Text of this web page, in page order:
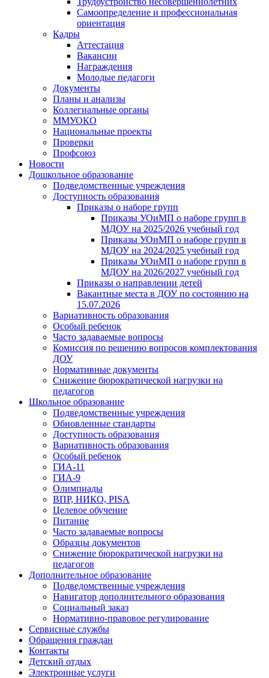
Самоопределение и профессиональная
ориентация
Кадры
Аттестация
Вакансии
Награждения
Молодые педагоги
Документы
Планы и анализы
Коллегиальные органы
ММУОКО
Национальные проекты
Проверки
Профсоюз
Новости
Дошкольное образование
Подведомственные учреждения
Доступность образования
Приказы о наборе групп
Приказы УОиМП о наборе групп в
МДОУ на 2025/2026 учебный год
Приказы УОиМП о наборе групп в
МДОУ на 2024/2025 учебный год
Приказы УОиМП о наборе групп в
МДОУ на 2026/2027 учебный год
Приказы о направлении детей
Вакантные места в ДОУ по состоянию на
15.07.2026
Вариативность образования
Особый ребенок
Часто задаваемые вопросы
Комиссия по решению вопросов комплектования
ДОУ
Нормативные документы
Снижение бюрократической нагрузки на
педагогов
Школьное образование
Подведомственные учреждения
Обновленные стандарты
Доступность образования
Вариативность образования
Особый ребенок
ГИА-11
ГИА-9
Олимпиады
ВПР, НИКО, PISA
Целевое обучение
Питание
Часто задаваемые вопросы
Образцы документов
Снижение бюрократической нагрузки на
педагогов
Дополнительное образование
Подведомственные учреждения
Навигатор дополнительного образования
Социальный заказ
Нормативно-правовое регулирование
Сервисные службы
Обращения граждан
Контакты
Детский отдых
Электронные услуги